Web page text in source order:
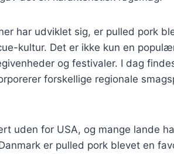
har udviklet sig, er pulled pork
kultur. Det er ikke kun en
og festivaler. I dag
forskellige regionale
uden for USA, og mange lande
er pulled pork blevet en